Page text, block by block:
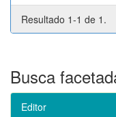
Resultado 1-1 de 1.
Busca
Editor